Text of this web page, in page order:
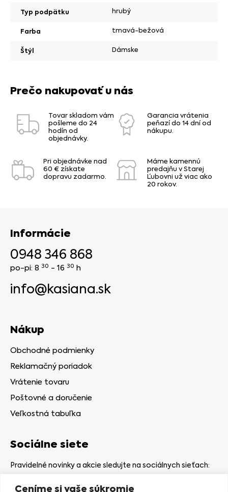
Ceníme si vaše súkromie
Typ podpätku hrubý
Farba tmavá-bežová
Štýl Dámske
Prečo nakupovať u nás
Tovar skladom vám
pošleme do 24
hodín od
objednávky.
Garancia vrátenia
peňazí do 14 dní od
nákupu.
Pri objednávke nad
60 € získate
dopravu zadarmo.
Máme kamennú
predajňu v Starej
Ľubovni už viac ako
20 rokov.
Informácie
0948 346 868
po-pi: 8 30 - 16 30 h
info@kasiana.sk
Nákup
Obchodné podmienky
Reklamačný poriadok
Vrátenie tovaru
Poštovné a doručenie
Veľkostná tabuľka
Sociálne siete
Pravidelné novinky a akcie sledujte na sociálnych sieťach: